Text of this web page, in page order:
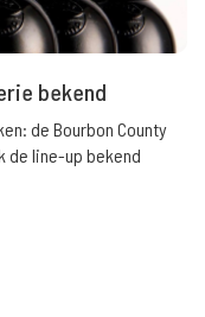
bekend
de Bourbon County
de line-up bekend